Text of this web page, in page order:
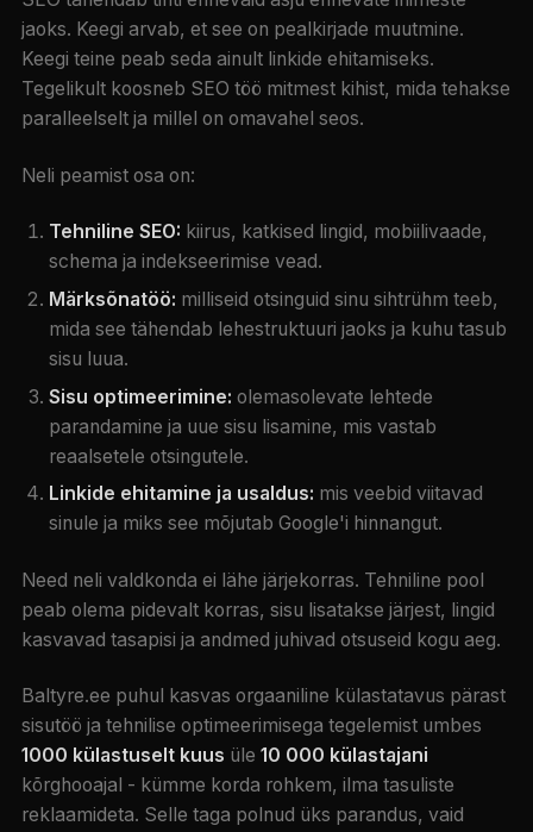
jaoks. Keegi arvab, et see on pealkirjade muutmine.
Keegi teine peab seda ainult linkide ehitamiseks.
Tegelikult koosneb SEO töö mitmest kihist, mida tehakse
paralleelselt ja millel on omavahel seos.
Neli peamist osa on:
Tehniline SEO: kiirus, katkised lingid, mobiilivaade,
schema ja indekseerimise vead.
Märksõnatöö: milliseid otsinguid sinu sihtrühm teeb,
mida see tähendab lehestruktuuri jaoks ja kuhu tasub
sisu luua.
Sisu optimeerimine: olemasolevate lehtede
parandamine ja uue sisu lisamine, mis vastab
reaalsetele otsingutele.
Linkide ehitamine ja usaldus: mis veebid viitavad
sinule ja miks see mõjutab Google'i hinnangut.
Need neli valdkonda ei lähe järjekorras. Tehniline pool
peab olema pidevalt korras, sisu lisatakse järjest, lingid
kasvavad tasapisi ja andmed juhivad otsuseid kogu aeg.
Baltyre.ee puhul kasvas orgaaniline külastatavus pärast
sisutöö ja tehnilise optimeerimisega tegelemist umbes
1000 külastuselt kuus üle 10 000 külastajani
kõrghooajal - kümme korda rohkem, ilma tasuliste
reklaamideta. Selle taga polnud üks parandus, vaid